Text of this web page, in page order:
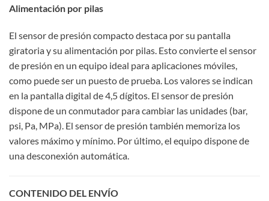
Alimentación por pilas
El sensor de presión compacto destaca por su pantalla
giratoria y su alimentación por pilas. Esto convierte el sensor
de presión en un equipo ideal para aplicaciones móviles,
como puede ser un puesto de prueba. Los valores se indican
en la pantalla digital de 4,5 dígitos. El sensor de presión
dispone de un conmutador para cambiar las unidades (bar,
psi, Pa, MPa). El sensor de presión también memoriza los
valores máximo y mínimo. Por último, el equipo dispone de
una desconexión automática.
CONTENIDO DEL ENVÍO